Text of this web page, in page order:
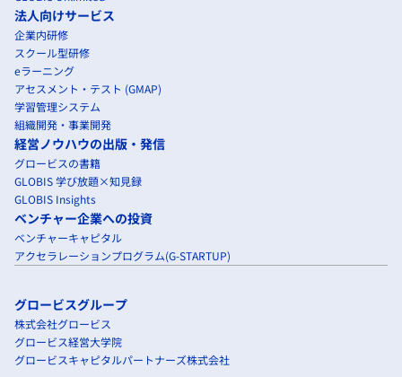
法人向けサービス
企業内研修
スクール型研修
eラーニング
アセスメント・テスト (GMAP)
学習管理システム
組織開発・事業開発
経営ノウハウの出版・発信
グロービスの書籍
GLOBIS 学び放題×知見録
GLOBIS Insights
ベンチャー企業への投資
ベンチャーキャピタル
アクセラレーションプログラム(G-STARTUP)
グロービスグループ
株式会社グロービス
グロービス経営大学院
グロービスキャピタルパートナーズ株式会社